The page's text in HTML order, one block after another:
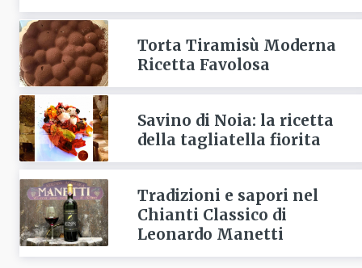
Torta Tiramisù Moderna
Ricetta Favolosa
Savino di Noia: la ricetta
della tagliatella fiorita
Tradizioni e sapori nel
Chianti Classico di
Leonardo Manetti